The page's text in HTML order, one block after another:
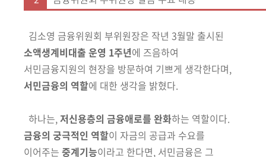
김소영 금융위원회 부위원장은 작년 3월말 출시된
소액생계비대출 운영 1주년에 즈음하여
서민금융지원의 현장을 방문하여 기쁘게 생각한다며,
서민금융의 역할에 대한 생각을 밝혔다.
하나는,저신용층의 금융애로를 완화하는 역할이다.
금융의 궁극적인 역할이 자금의 공급과 수요를
이어주는 중계기능이라고 한다면, 서민금융은 그